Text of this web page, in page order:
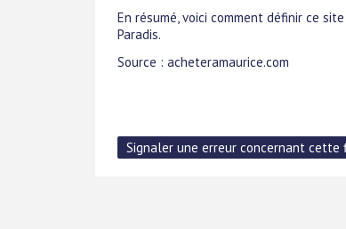
En résumé, voici comment définir ce
Paradis.
Source : acheteramaurice.com